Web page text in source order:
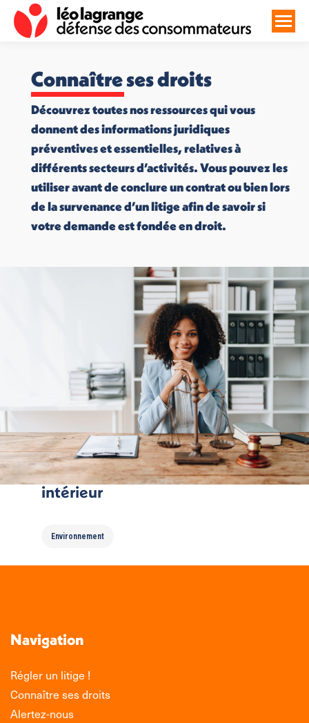
Connaître ses droits
Découvrez toutes nos ressources qui vous
donnent des informations juridiques
préventives et essentielles, relatives à
différents secteurs d’activités. Vous pouvez les
utiliser avant de conclure un contrat ou bien lors
de la survenance d’un litige afin de savoir si
votre demande est fondée en droit.
Tuto Conso : la pollution de l’air
intérieur
Environnement
Navigation
Régler un litige !
Connaître ses droits
Alertez-nous